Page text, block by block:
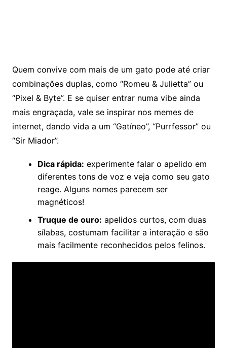
Quem convive com mais de um gato pode até criar
combinações duplas, como “Romeu & Julietta” ou
“Pixel & Byte”. E se quiser entrar numa vibe ainda
mais engraçada, vale se inspirar nos memes de
internet, dando vida a um “Gatíneo”, “Purrfessor” ou
“Sir Miador”.
Dica rápida: experimente falar o apelido em
diferentes tons de voz e veja como seu gato
reage. Alguns nomes parecem ser
magnéticos!
Truque de ouro: apelidos curtos, com duas
sílabas, costumam facilitar a interação e são
mais facilmente reconhecidos pelos felinos.